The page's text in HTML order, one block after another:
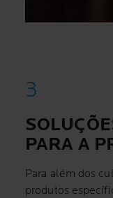
PARA A
Para além dos
produtos